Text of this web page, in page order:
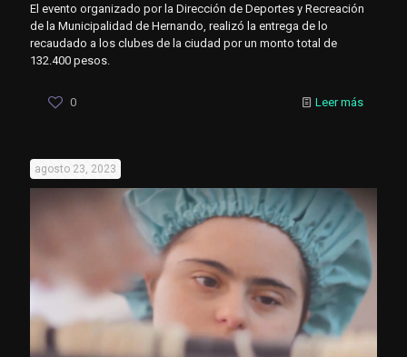
El evento organizado por la Dirección de Deportes y Recreación
de la Municipalidad de Hernando, realizó la entrega de lo
recaudado a los clubes de la ciudad por un monto total de
132.400 pesos.
0 Leer más
agosto 23, 2023